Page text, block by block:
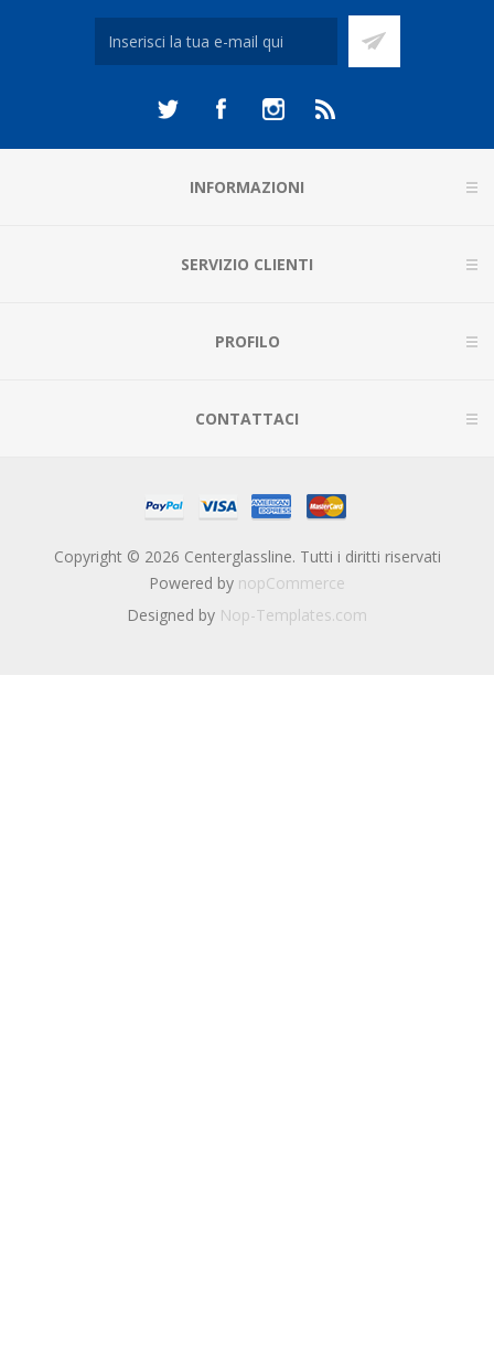
INFORMAZIONI
SERVIZIO CLIENTI
PROFILO
CONTATTACI
Copyright © 2026 Centerglassline. Tutti i diritti riservati
Powered by nopCommerce
Designed by Nop-Templates.com